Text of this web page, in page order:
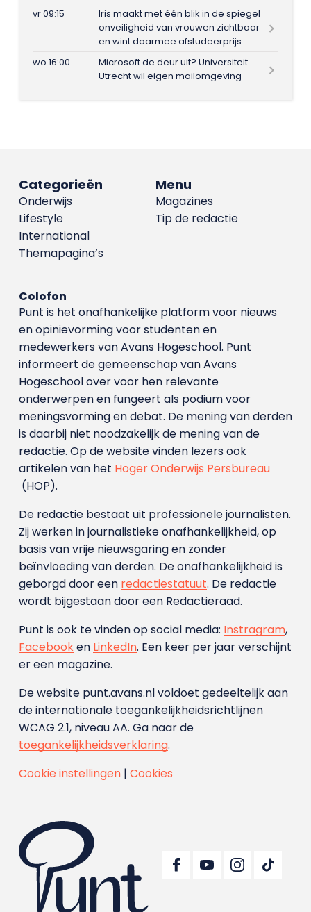
vr 09:15
Iris maakt met één blik in de spiegel
onveiligheid van vrouwen zichtbaar
en wint daarmee afstudeerprijs
wo 16:00
Microsoft de deur uit? Universiteit
Utrecht wil eigen mailomgeving
Menu
Magazines
Tip de redactie
Categorieën
Onderwijs
Lifestyle
International
Themapagina’s
Colofon
Punt is het onafhankelijke platform voor nieuws
en opinievorming voor studenten en
medewerkers van Avans Hoge­school. Punt
informeert de gemeenschap van Avans
Hogeschool over voor hen relevante
onderwerpen en fungeert als podium voor
meningsvorming en debat. De mening van derden
is daarbij niet noodzakelijk de mening van de
redactie. Op de website vinden lezers ook
artikelen van het Hoger Onderwijs Persbureau
(HOP).
De redactie bestaat uit professionele journalisten.
Zij werken in journalistieke onafhankelijkheid, op
basis van vrije nieuwsgaring en zonder
beïnvloeding van derden. De onafhankelijkheid is
geborgd door een redactiestatuut. De redactie
wordt bijgestaan door een Redactieraad.
Punt is ook te vinden op social media: Instragram,
Facebooken LinkedIn. Een keer per jaar verschijnt
er een magazine.
De website punt.avans.nl voldoet gedeeltelijk aan
de internationale toegankelijkheidsrichtlijnen
WCAG 2.1, niveau AA. Ga naar de
toegankelijkheidsverklaring.
Cookie instellingen| Cookies